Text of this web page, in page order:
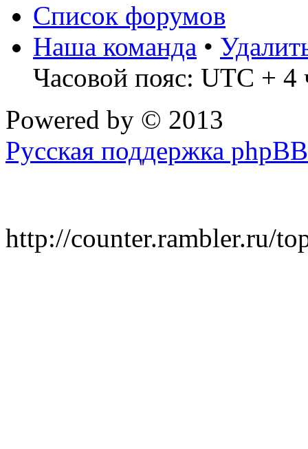
Список форумов
Наша команда •
Часовой пояс: UTC + 4
Powered by © 2013
Русская поддержка phpBB
http://counter.rambler.ru/